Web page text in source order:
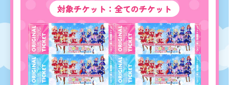
対象チケット：全てのチケット